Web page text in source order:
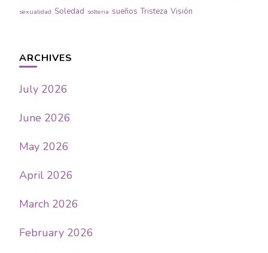
sexualidad Soledad solteria sueños Tristeza Visión
ARCHIVES
July 2026
June 2026
May 2026
April 2026
March 2026
February 2026